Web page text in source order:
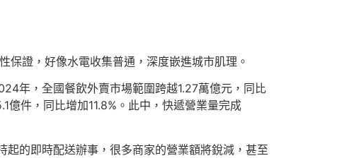
保證，好像水電收集普通，深度嵌進城市肌理。
年，全國餐飲外賣市場範圍跨越1.27萬億元，同比
件，同比增加11.8%。此中，快遞營業量完成
起的即時配送辦事，很多商家的營業額將銳減，甚至